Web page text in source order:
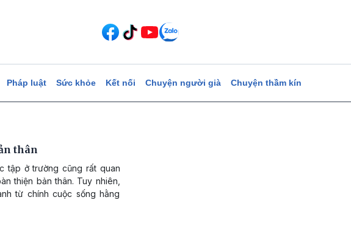
Pháp luật Sức khỏe Kết nối Chuyện người già Chuyện thầm kín
thân
tập ở trường cũng rất quan
thiện bản thân. Tuy nhiên,
từ chính cuộc sống hằng